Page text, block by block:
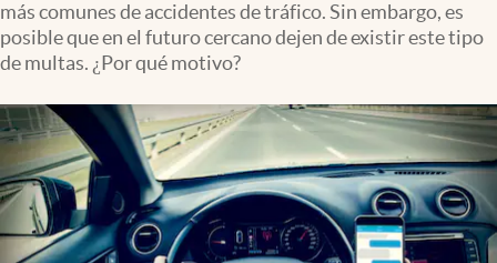
más comunes de accidentes de tráfico. Sin embargo, es
posible que en el futuro cercano dejen de existir este tipo
de multas. ¿Por qué motivo?